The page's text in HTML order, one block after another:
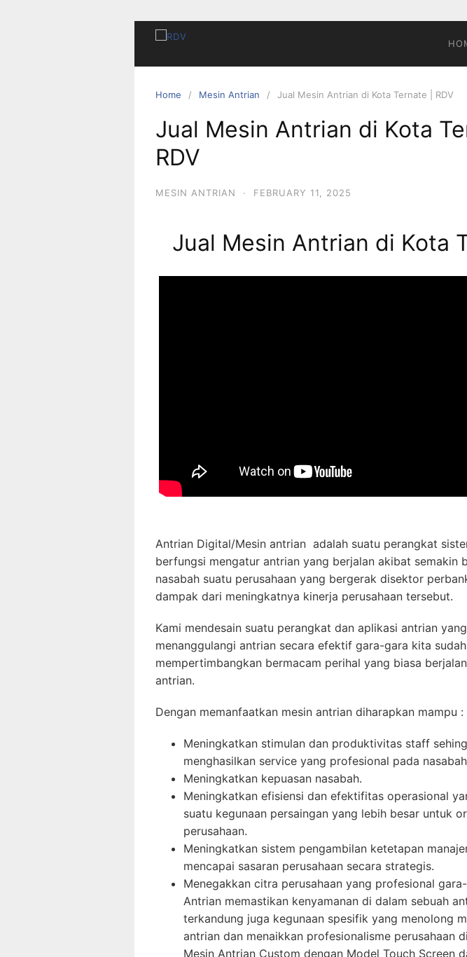
Home Mesin Antrian Jual Mesin Antrian di Kota Ternate | RDV
Jual Mesin Antrian di Kota
RDV
MESIN ANTRIAN · FEBRUARY 11, 2025
Jual Mesin Antrian di Kota
Antrian Digital/Mesin antrian adalah suatu perangkat
berfungsi mengatur antrian yang berjalan akibat semakin
nasabah suatu perusahaan yang bergerak disektor
dampak dari meningkatnya kinerja perusahaan tersebut.
Kami mendesain suatu perangkat dan aplikasi antrian
menanggulangi antrian secara efektif gara-gara kita sudah
mempertimbangkan bermacam perihal yang biasa
antrian.
Dengan memanfaatkan mesin antrian diharapkan mampu :
Meningkatkan stimulan dan produktivitas staff
menghasilkan service yang profesional pada
Meningkatkan kepuasan nasabah.
Meningkatkan efisiensi dan efektifitas operasional
suatu kegunaan persaingan yang lebih besar untuk
perusahaan.
Meningkatkan sistem pengambilan ketetapan
mencapai sasaran perusahaan secara strategis.
Menegakkan citra perusahaan yang profesional
Antrian memastikan kenyamanan di dalam sebuah
terkandung juga kegunaan spesifik yang menolong
antrian dan menaikkan profesionalisme perusahaan
Mesin Antrian Custom dengan Model Touch Screen